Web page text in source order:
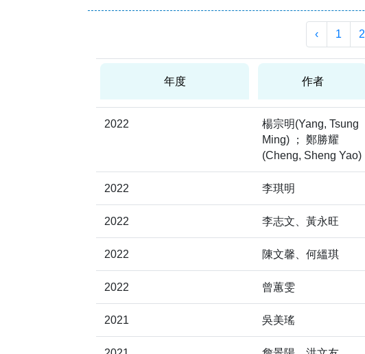
‹ 1 2
年度 作者
2022
楊宗明(Yang, Tsung
Ming) ； 鄭勝耀
(Cheng, Sheng Yao)
2022 李琪明
2022 李志文、黃永旺
2022 陳文馨、何縕琪
2022 曾蕙雯
2021 吳美瑤